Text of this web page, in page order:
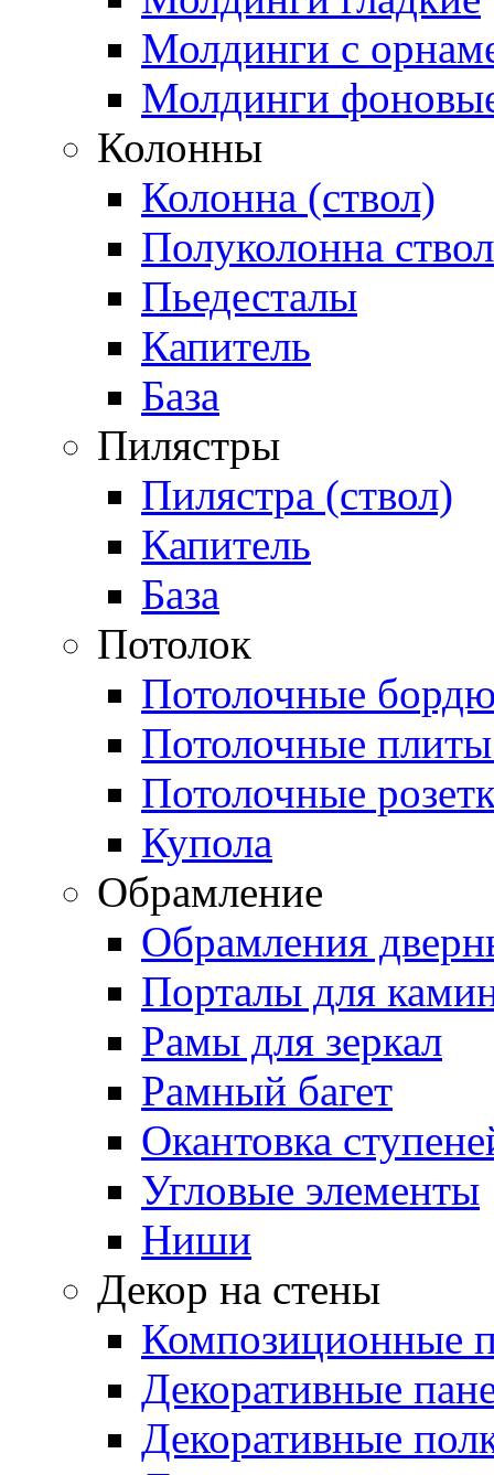
Молдинги с
Молдинги
Колонны
Колонна (ствол)
Полуколонна ствол
Пьедесталы
Капитель
База
Пилястры
Пилястра (ствол)
Капитель
База
Потолок
Потолочные
Потолочные
Потолочные
Купола
Обрамление
Обрамления
Порталы для
Рамы для зеркал
Рамный багет
Окантовка
Угловые элементы
Ниши
Декор на стены
Композиционные
Декоративные
Декоративные